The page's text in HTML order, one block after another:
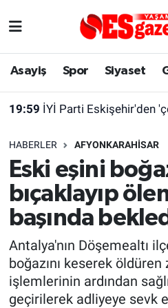
Asayiş Spor Siyaset
19:59 İYİ Parti Eskişehir'den
HABERLER AFYONKARAHISAR
Eski eşini
bıçaklayıp
başında
Antalya'nın Döşemealtı
boğazını keserek
işlemlerinin ardından
geçirilerek adliyeye sevk
Asayiş
Gündem
Türkiye
Dünya
Sağlık
Alış-Veriş/İş dünyası
Yaşam
Eskişehirspor Arşivi
Eskişehir Arşivi
Röportaj
Ekonomi
Kültür Sanat
Eskişehir Nöbetçi
Süper Lig Puan Durumu
Tüm Manşetler
Son Dakika Haberleri
Haber Arşivi